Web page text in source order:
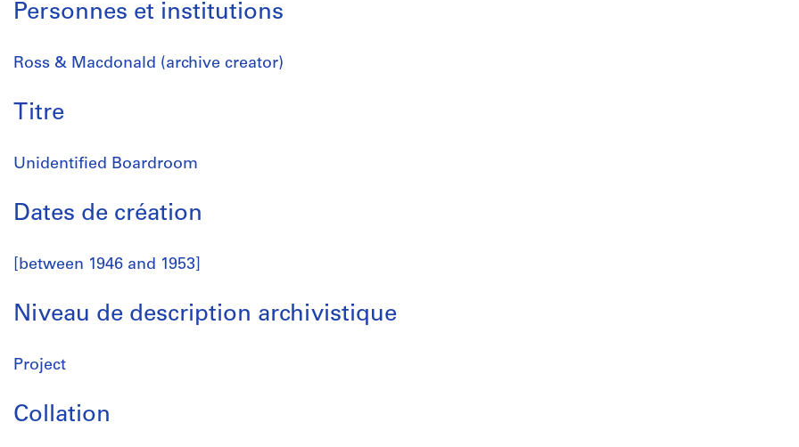
Personnes et institutions
Ross & Macdonald (archive creator)
Titre
Unidentified Boardroom
Dates de création
[between 1946 and 1953]
Niveau de description archivistique
Project
Collation